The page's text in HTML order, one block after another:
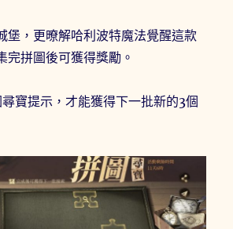
堡，更暸解哈利波特魔法覺醒這款
完拼圖後可獲得獎勵。
寶提示，才能獲得下一批新的3個